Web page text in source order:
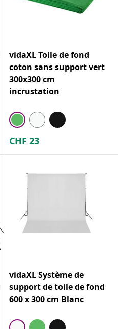
vidaXL Toile de fond
coton sans support vert
300x300 cm
incrustation
CHF 23
vidaXL Système de
support de toile de fond
600 x 300 cm Blanc